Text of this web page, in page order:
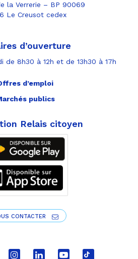
la Verrerie – BP 90069
Le Creusot cedex
d’ouverture
de 8h30 à 12h et de 13h30 à 17h
d’emploi
publics
Relais citoyen
CONTACTER